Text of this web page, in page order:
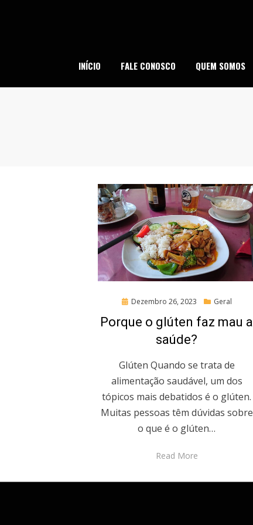
INÍCIO FALE CONOSCO QUEM SOMOS
PostedDezembro 26, 2023 Geral
Porque o glúten faz mau a
saúde?
Glúten Quando se trata de
alimentação saudável, um dos
tópicos mais debatidos é o glúten.
Muitas pessoas têm dúvidas sobre
o que é o glúten…
Read More